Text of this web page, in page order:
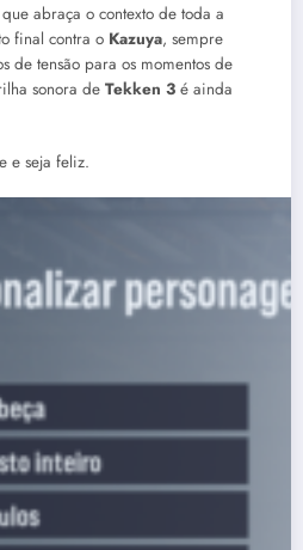
abraça o contexto de toda a
final contra o Kazuya, sempre
de tensão para os momentos de
sonora de Tekken 3 é ainda
e seja feliz.